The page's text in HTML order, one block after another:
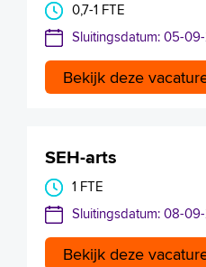
0,7-1 FTE
Sluitingsdatum: 05-
Bekijk deze
SEH-arts
1 FTE
Sluitingsdatum: 08-
Bekijk deze